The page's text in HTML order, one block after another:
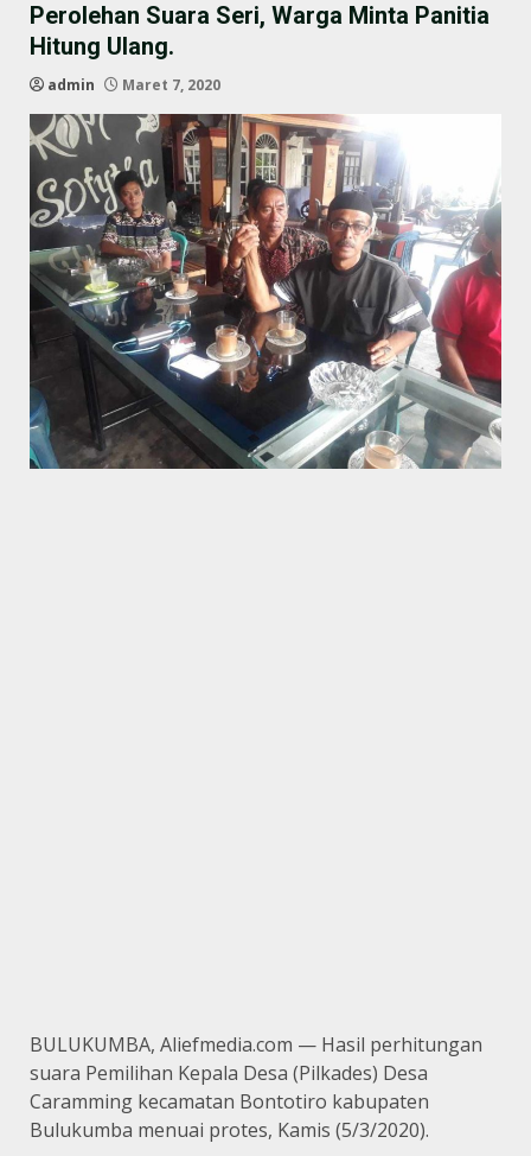
Perolehan Suara Seri, Warga Minta Panitia
Hitung Ulang.
admin Maret 7, 2020
BULUKUMBA, Aliefmedia.com — Hasil perhitungan
suara Pemilihan Kepala Desa (Pilkades) Desa
Caramming kecamatan Bontotiro kabupaten
Bulukumba menuai protes, Kamis (5/3/2020).